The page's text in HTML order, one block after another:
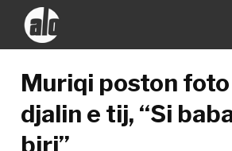
Muriqi poston
djalin e tij, “Si
biri”